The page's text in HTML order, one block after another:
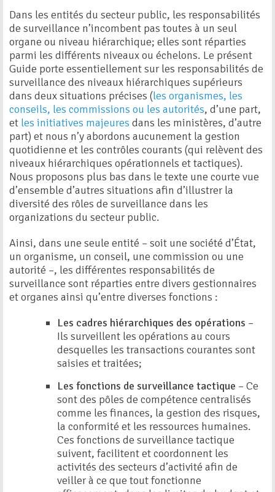
Dans les entités du secteur public, les responsabilités
de surveillance n’incombent pas toutes à un seul
organe ou niveau hiérarchique; elles sont réparties
parmi les différents niveaux ou échelons. Le présent
Guide porte essentiellement sur les responsabilités de
surveillance des niveaux hiérarchiques supérieurs
dans deux situations précises (les organismes, les
conseils, les commissions ou les autorités, d’une part,
et les initiatives majeures dans les ministères, d’autre
part) et nous n’y abordons aucunement la gestion
quotidienne et les contrôles courants (qui relèvent des
niveaux hiérarchiques opérationnels et tactiques).
Nous proposons plus bas dans le texte une courte vue
d’ensemble d’autres situations afin d’illustrer la
diversité des rôles de surveillance dans les
organizations du secteur public.
Ainsi, dans une seule entité – soit une société d’État,
un organisme, un conseil, une commission ou une
autorité –, les différentes responsabilités de
surveillance sont réparties entre divers gestionnaires
et organes ainsi qu’entre diverses fonctions :
Les cadres hiérarchiques des opérations –
Ils surveillent les opérations au cours
desquelles les transactions courantes sont
saisies et traitées;
Les fonctions de surveillance tactique – Ce
sont des pôles de compétence centralisés
comme les finances, la gestion des risques,
la conformité et les ressources humaines.
Ces fonctions de surveillance tactique
suivent, facilitent et coordonnent les
activités des secteurs d’activité afin de
veiller à ce que tout fonctionne